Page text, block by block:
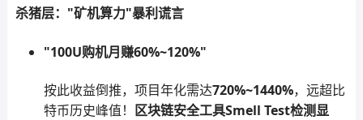
杀猪层："矿机算力"暴利谎言
"100U购机月赚60%~120%"
按此收益倒推，项目年化需达720%~1440%，远超比
特币历史峰值！ 区块链安全工具Smell Test检测显